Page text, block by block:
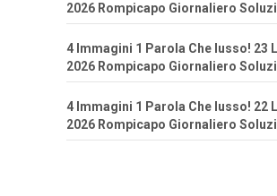
2026 Rompicapo Giornaliero
4 Immagini 1 Parola Che lusso! 23
2026 Rompicapo Giornaliero
4 Immagini 1 Parola Che lusso! 22
2026 Rompicapo Giornaliero